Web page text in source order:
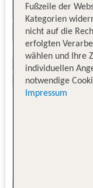
Fußzeile der
Kategorien
nicht auf die
erfolgten
wählen und Ihre
individuellen
notwendige
Impressum